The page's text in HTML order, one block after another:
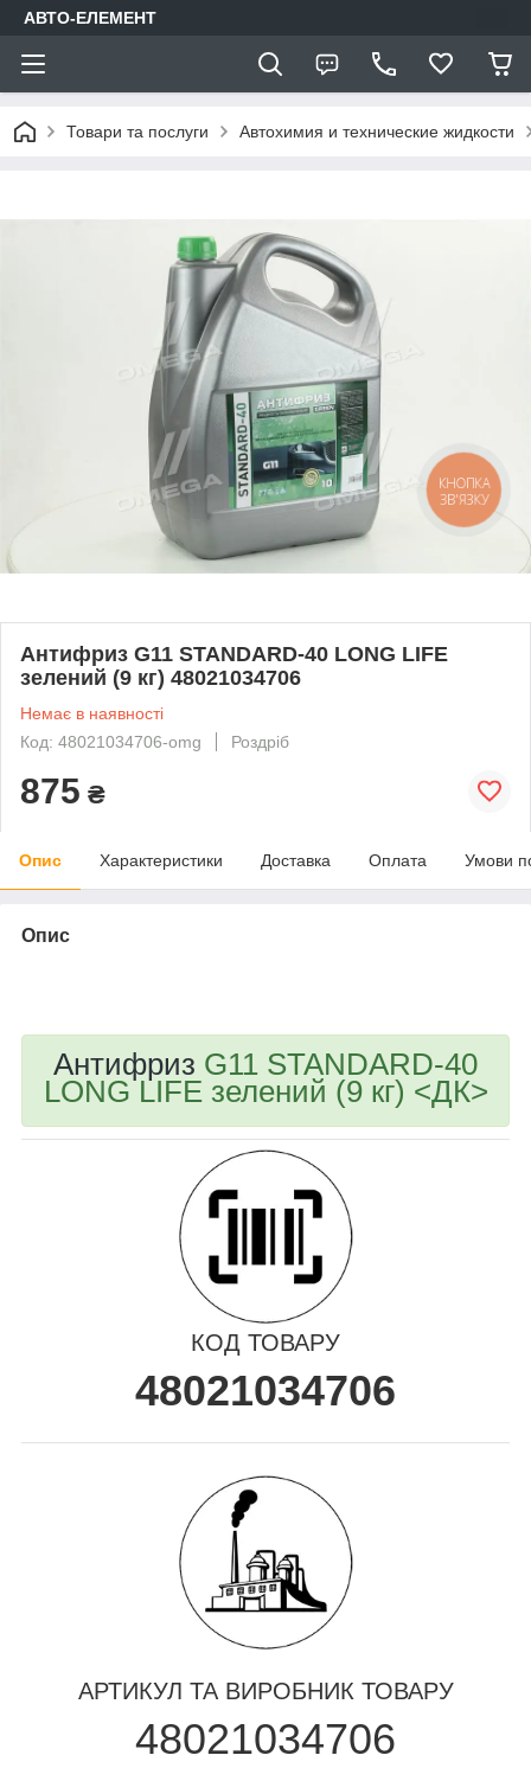
АВТО-ЕЛЕМЕНТ
Товари та послуги Автохимия и технические жидкости
Антифриз G11 STANDARD-40 LONG LIFE
зелений (9 кг) 48021034706
Немає в наявності
Код: 48021034706-omg
Роздріб
875 ₴
Опис Характеристики Доставка Оплата Умови
Опис
Антифриз G11 STANDARD-40
LONG LIFE зелений (9 кг) <ДК>
КОД ТОВАРУ
48021034706
АРТИКУЛ ТА ВИРОБНИК ТОВАРУ
48021034706
КНОПКА
ЗВ'ЯЗКУ